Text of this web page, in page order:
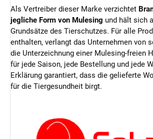
Als Vertreiber dieser Marke verzichtet
jegliche Form von Mulesing und hält sich
Grundsätze des Tierschutzes. Für alle
enthalten, verlangt das Unternehmen von
die Unterzeichnung einer Mulesing-freien
für jede Saison, jede Bestellung und jede
Erklärung garantiert, dass die gelieferte
für die Tiergesundheit birgt.